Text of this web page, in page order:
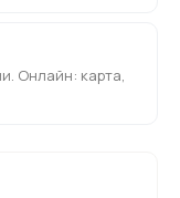
Онлайн: карта,